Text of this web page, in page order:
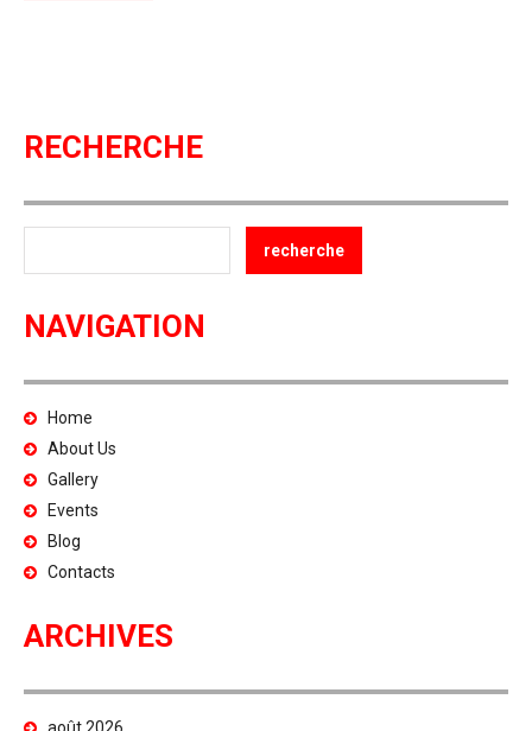
RECHERCHE
NAVIGATION
Home
About Us
Gallery
Events
Blog
Contacts
ARCHIVES